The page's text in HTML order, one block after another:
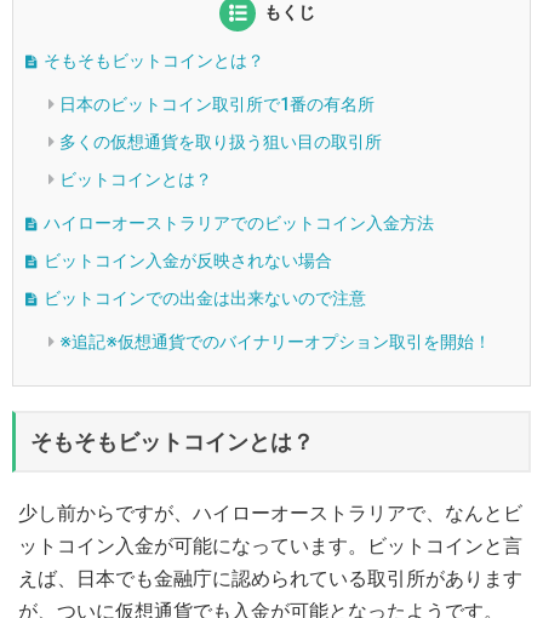
もくじ
そもそもビットコインとは？
日本のビットコイン取引所で1番の有名所
多くの仮想通貨を取り扱う狙い目の取引所
ビットコインとは？
ハイローオーストラリアでのビットコイン入金方法
ビットコイン入金が反映されない場合
ビットコインでの出金は出来ないので注意
※追記※仮想通貨でのバイナリーオプション取引を開始！
そもそもビットコインとは？
少し前からですが、ハイローオーストラリアで、なんとビ
ットコイン入金が可能になっています。ビットコインと言
えば、日本でも金融庁に認められている取引所があります
が、ついに仮想通貨でも入金が可能となったようです。